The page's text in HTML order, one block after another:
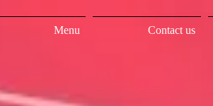
Menu Contact us